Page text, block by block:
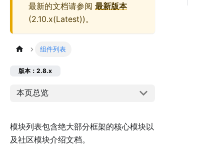
最新的文档请参阅 最新版本
(2.10.x(Latest))。
组件列表
版本：2.8.x
本页总览
模块列表包含绝大部分框架的核心模块以
及社区模块介绍文档。